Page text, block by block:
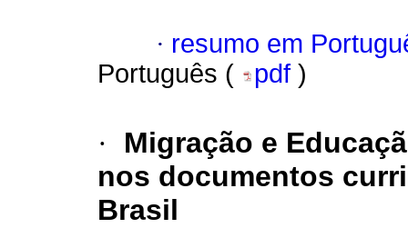
· resumo em
Português (
pdf )
·
Migração e
nos documentos
Brasil